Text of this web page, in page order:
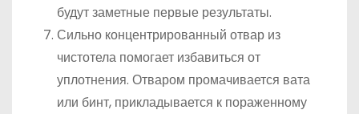
будут заметные первые результаты.
Сильно концентрированный отвар из
чистотела помогает избавиться от
уплотнения. Отваром промачивается вата
или бинт, прикладывается к пораженному